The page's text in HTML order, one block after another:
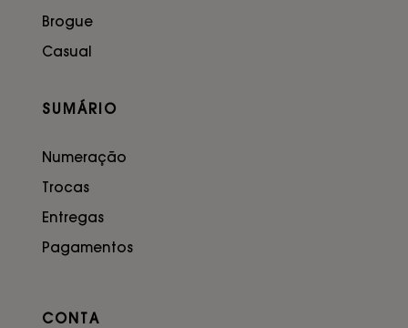
Brogue
Casual
SUMÁRIO
Numeração
Trocas
Entregas
Pagamentos
CONTA